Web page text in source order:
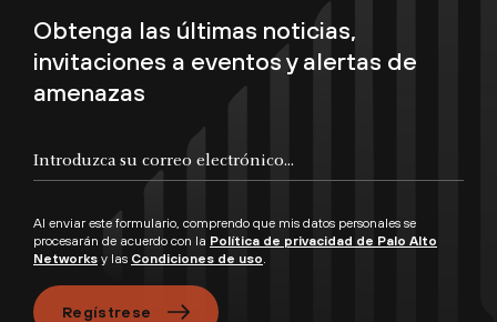
Obtenga las últimas noticias,
invitaciones a eventos y alertas de
amenazas
Al enviar este formulario, comprendo que mis datos personales se
procesarán de acuerdo con la Política de privacidad de Palo Alto
Networks y las Condiciones de uso.
Regístrese